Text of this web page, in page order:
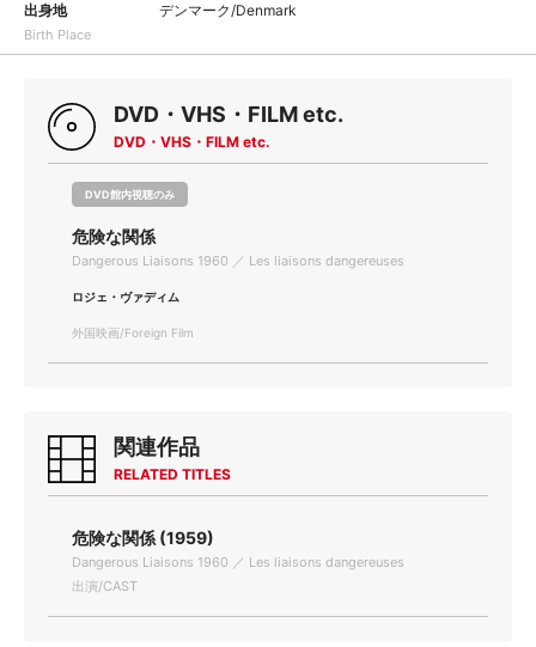
出身地
Birth Place
デンマーク/Denmark
DVD・VHS・FILM etc.
DVD・VHS・FILM etc.
DVD館内視聴のみ
危険な関係
Dangerous Liaisons 1960 ／ Les liaisons dangereuses
ロジェ・ヴァディム
外国映画/Foreign Film
関連作品
RELATED TITLES
危険な関係 (1959)
Dangerous Liaisons 1960 ／ Les liaisons dangereuses
出演/CAST